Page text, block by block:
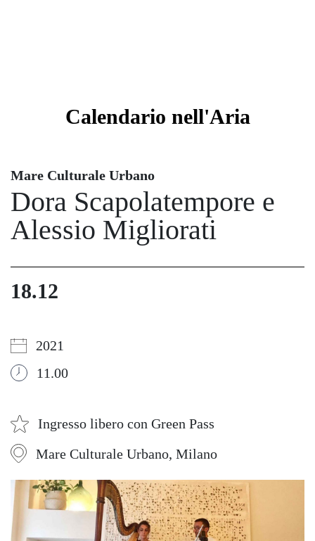
Calendario nell'Aria
Mare Culturale Urbano
Dora Scapolatempore e
Alessio Migliorati
18.12
2021
11.00
Ingresso libero con Green Pass
Mare Culturale Urbano, Milano